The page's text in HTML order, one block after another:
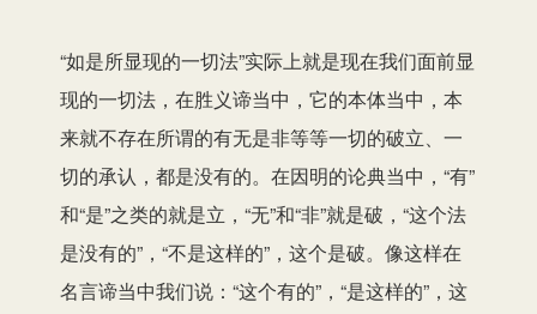
“如是所显现的一切法”实际上就是现在我们面前显
现的一切法，在胜义谛当中，它的本体当中，本
来就不存在所谓的有无是非等等一切的破立、一
切的承认，都是没有的。在因明的论典当中，“有”
和“是”之类的就是立，“无”和“非”就是破，“这个法
是没有的”，“不是这样的”，这个是破。像这样在
名言谛当中我们说：“这个有的”，“是这样的”，这